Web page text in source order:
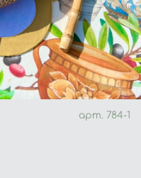
арт. 784-1